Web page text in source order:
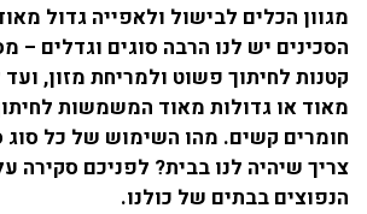
מגוון הכלים לבישול ולאפייה גדול
הסכינים יש לנו הרבה סוגים וגדלים –
קטנות לחיתוך פשוט ולמריחת מזון,
מאוד או גדולות מאוד המשמשות
חומרים קשים. מהו השימוש של כל סוג
צריך שיהיה לנו בבית? לפניכם סקירה
הנפוצים בבתים של כולנו.